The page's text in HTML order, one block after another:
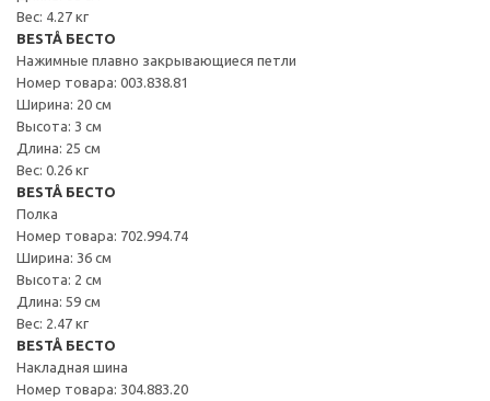
Вес: 4.27 кг
BESTÅ БЕСТО
Нажимные плавно закрывающиеся петли
Номер товара: 003.838.81
Ширина: 20 см
Высота: 3 см
Длина: 25 см
Вес: 0.26 кг
BESTÅ БЕСТО
Полка
Номер товара: 702.994.74
Ширина: 36 см
Высота: 2 см
Длина: 59 см
Вес: 2.47 кг
BESTÅ БЕСТО
Накладная шина
Номер товара: 304.883.20